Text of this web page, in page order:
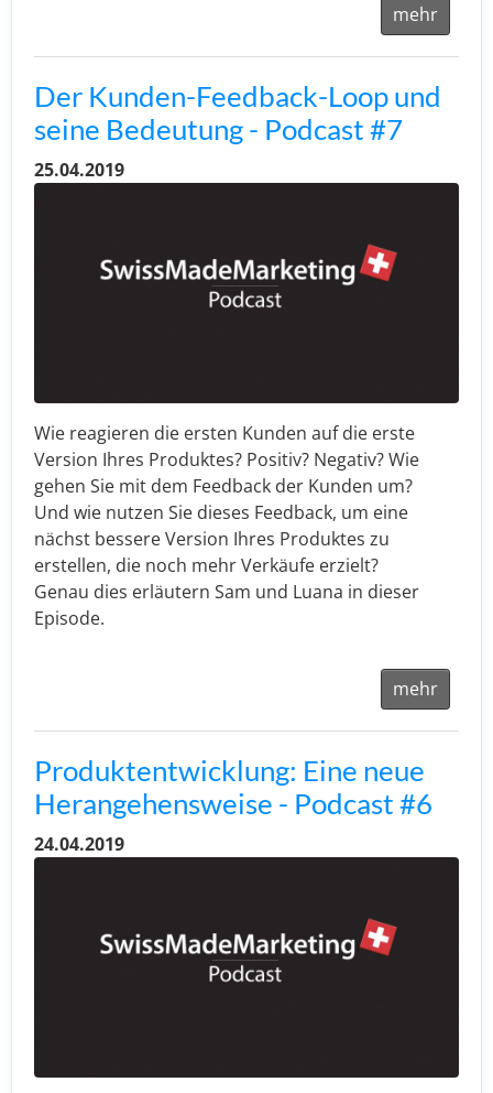
mehr
Der Kunden-Feedback-Loop und
seine Bedeutung - Podcast #7
25.04.2019
Wie reagieren die ersten Kunden auf die erste
Version Ihres Produktes? Positiv? Negativ? Wie
gehen Sie mit dem Feedback der Kunden um?
Und wie nutzen Sie dieses Feedback, um eine
nächst bessere Version Ihres Produktes zu
erstellen, die noch mehr Verkäufe erzielt?
Genau dies erläutern Sam und Luana in dieser
Episode.
mehr
Produktentwicklung: Eine neue
Herangehensweise - Podcast #6
24.04.2019